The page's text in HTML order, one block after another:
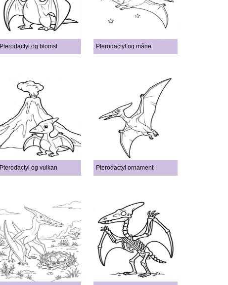
Pterodactyl og blomst Pterodactyl og måne
Pterodactyl og vulkan Pterodactyl ornament